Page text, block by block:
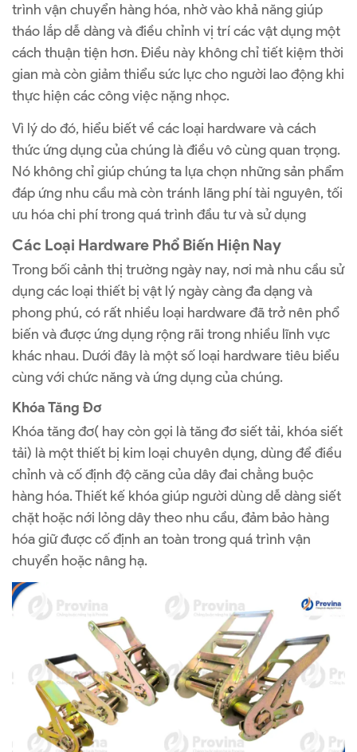
trình vận chuyển hàng hóa, nhờ vào khả năng giúp
tháo lắp dễ dàng và điều chỉnh vị trí các vật dụng một
cách thuận tiện hơn. Điều này không chỉ tiết kiệm thời
gian mà còn giảm thiểu sức lực cho người lao động khi
thực hiện các công việc nặng nhọc.
Vì lý do đó, hiểu biết về các loại hardware và cách
thức ứng dụng của chúng là điều vô cùng quan trọng.
Nó không chỉ giúp chúng ta lựa chọn những sản phẩm
đáp ứng nhu cầu mà còn tránh lãng phí tài nguyên, tối
ưu hóa chi phí trong quá trình đầu tư và sử dụng
Các Loại Hardware Phổ Biến Hiện Nay
Trong bối cảnh thị trường ngày nay, nơi mà nhu cầu sử
dụng các loại thiết bị vật lý ngày càng đa dạng và
phong phú, có rất nhiều loại hardware đã trở nên phổ
biến và được ứng dụng rộng rãi trong nhiều lĩnh vực
khác nhau. Dưới đây là một số loại hardware tiêu biểu
cùng với chức năng và ứng dụng của chúng.
Khóa Tăng Đơ
Khóa tăng đơ( hay còn gọi là tăng đơ siết tải, khóa siết
tải) là một thiết bị kim loại chuyên dụng, dùng để điều
chỉnh và cố định độ căng của dây đai chằng buộc
hàng hóa. Thiết kế khóa giúp người dùng dễ dàng siết
chặt hoặc nới lỏng dây theo nhu cầu, đảm bảo hàng
hóa giữ được cố định an toàn trong quá trình vận
chuyển hoặc nâng hạ.